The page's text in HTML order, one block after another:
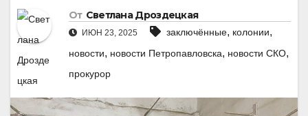
От Светлана Дроздецкая
ИЮН 23, 2025 заключённые, колонии,
новости, новости Петропавловска, новости СКО,
прокурор